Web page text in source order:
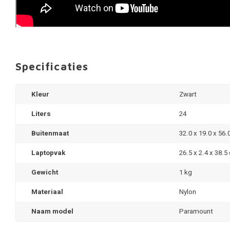
Specificaties
Kleur
Zwart
Liters
24
Buitenmaat
32.0 x 19.0 x
Laptopvak
26.5 x 2.4 x 38.5
Gewicht
1 kg
Materiaal
Nylon
Naam model
Paramount